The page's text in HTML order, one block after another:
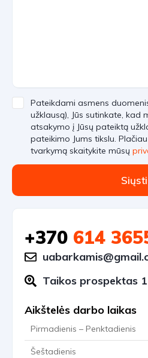
Pateikdami asmens
užklausą), Jūs sutinkate, kad
atsakymo į Jūsų pateiktą
pateikimo Jums tikslu.
tvarkymą skaitykite mūsų
Siųsti
+370 614
Taikos prospektas
Aikštelės darbo laikas
Pirmadienis – Penktadienis
Šeštadienis